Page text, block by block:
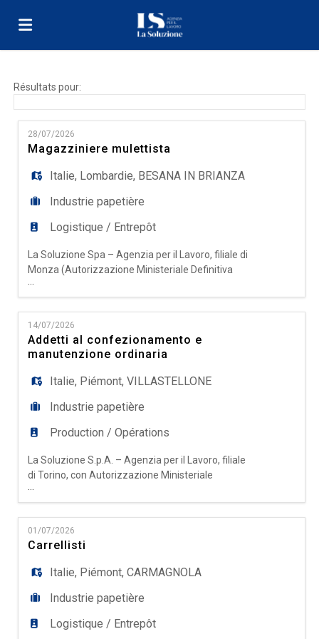
Emplois
Déposez
votre
CV
Connexion
Langue
EN
DE
ES
PT
Résultats pour:
28/07/2026
Magazziniere mulettista
Italie, Lombardie, BESANA IN BRIANZA
Industrie papetière
Logistique / Entrepôt
La Soluzione Spa – Agenzia per il Lavoro, filiale di
Monza (Autorizzazione Ministeriale Definitiva
Prot. N° 0000518 del 18/11/2025 ) seleziona, per
importante azienda cliente con sede a Besana
Brianza ed operante nel settore cartotecnico una
figura di MAGAZZINIERE MULETTISTA. La
risorsa si occuperà della gestione del magazzino,
della movimentazi
14/07/2026
Addetti al confezionamento e
manutenzione ordinaria
Italie, Piémont,VILLASTELLONE
Industrie papetière
Production / Opérations
La Soluzione S.p.A. – Agenzia per il Lavoro, filiale
di Torino, con Autorizzazione Ministeriale
Definitiva Prot. N° 0000518 del 18/11/2025,
ricerca per azienda cliente specializzata nel
settore packaging una risorsa da inserire come:
Operaio/a produzione e manutenzione ordinaria
La risorsa sarà inserita all'interno del reparto
01/07/2026
Carrellisti
Italie, Piémont,CARMAGNOLA
Industrie papetière
Logistique / Entrepôt